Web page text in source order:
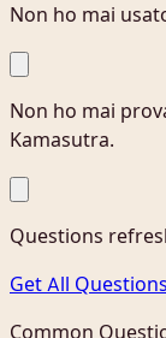
Non ho mai
Non ho mai
Kamasutra.
Questions
Get All Questions
Common